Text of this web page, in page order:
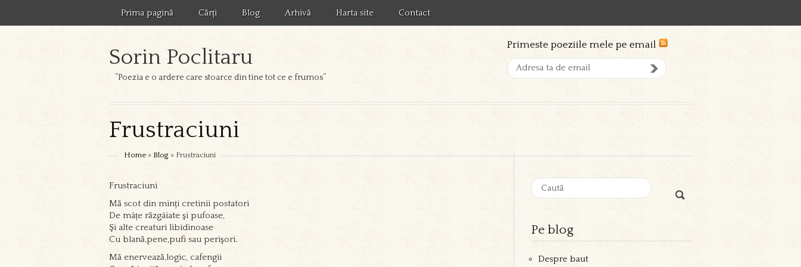
Prima pagină Cărți Blog Arhivă Harta site Contact
Sorin Poclitaru
”Poezia e o ardere care stoarce din tine tot ce e frumos”
Primeste poeziile mele pe email
Frustraciuni
Home » Blog » Frustraciuni
Frustraciuni
Mă scot din minți cretinii postatori
De mâțe răzgâiate şi pufoase,
Şi alte creaturi libidinoase
Cu blană,pene,pufi sau perişori.
Mă enervează,logic, cafengii
Pe blog
Despre baut